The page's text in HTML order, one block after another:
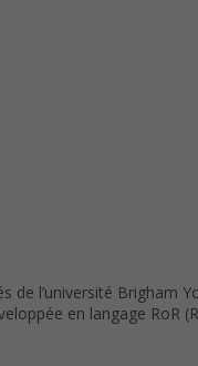
de l’université Brigham
en langage RoR